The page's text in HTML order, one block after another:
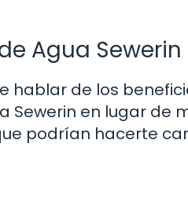
Agua Sewerin
hablar de los
Sewerin en lugar de
podrían hacerte